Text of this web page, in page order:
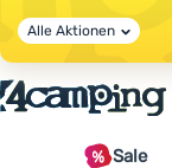
Alle Aktionen
Sale